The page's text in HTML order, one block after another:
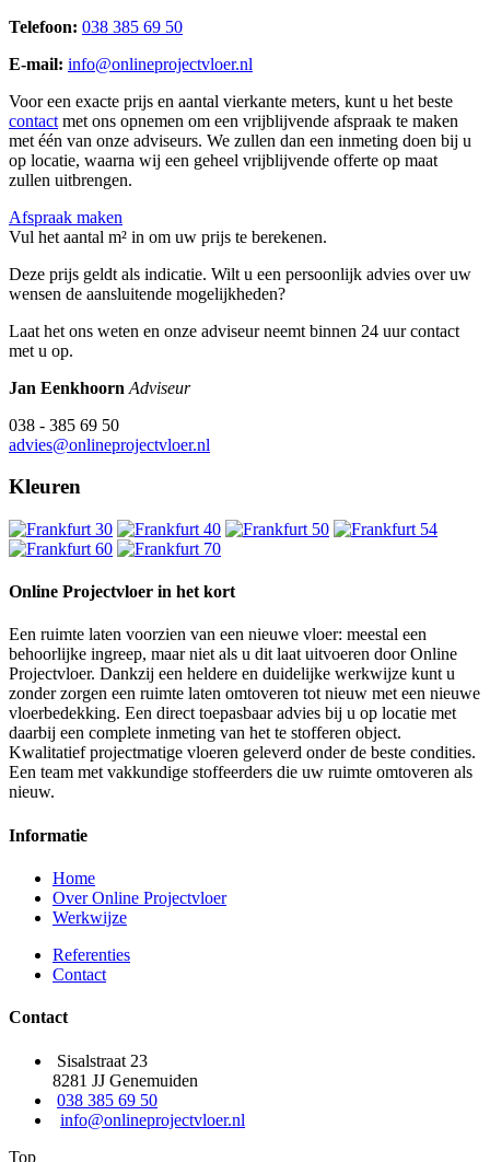
Telefoon: 038 385 69 50
E-mail: info@onlineprojectvloer.nl
Voor een exacte prijs en aantal vierkante meters, kunt u het beste
contact met ons opnemen om een vrijblijvende afspraak te maken
met één van onze adviseurs. We zullen dan een inmeting doen bij u
op locatie, waarna wij een geheel vrijblijvende offerte op maat
zullen uitbrengen.
Afspraak maken
Vul het aantal m² in om uw prijs te berekenen.
Deze prijs geldt als indicatie. Wilt u een persoonlijk advies over uw
wensen de aansluitende mogelijkheden?
Laat het ons weten en onze adviseur neemt binnen 24 uur contact
met u op.
Jan Eenkhoorn Adviseur
038 - 385 69 50
advies@onlineprojectvloer.nl
Kleuren
Online Projectvloer in het kort
Een ruimte laten voorzien van een nieuwe vloer: meestal een
behoorlijke ingreep, maar niet als u dit laat uitvoeren door Online
Projectvloer. Dankzij een heldere en duidelijke werkwijze kunt u
zonder zorgen een ruimte laten omtoveren tot nieuw met een nieuwe
vloerbedekking. Een direct toepasbaar advies bij u op locatie met
daarbij een complete inmeting van het te stofferen object.
Kwalitatief projectmatige vloeren geleverd onder de beste condities.
Een team met vakkundige stoffeerders die uw ruimte omtoveren als
nieuw.
Informatie
Home
Over Online Projectvloer
Werkwijze
Referenties
Contact
Contact
Sisalstraat 23
8281 JJ Genemuiden
038 385 69 50
info@onlineprojectvloer.nl
Top